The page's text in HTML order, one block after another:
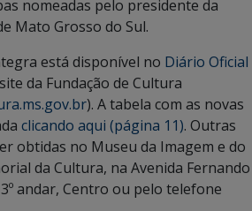
nomeadas pelo presidente da
Mato Grosso do Sul.
está disponível no Diário Oficial
da Fundação de Cultura
). A tabela com as novas
clicando aqui (página 11). Outras
obtidas no Museu da Imagem e do
da Cultura, na Avenida Fernando
andar, Centro ou pelo telefone